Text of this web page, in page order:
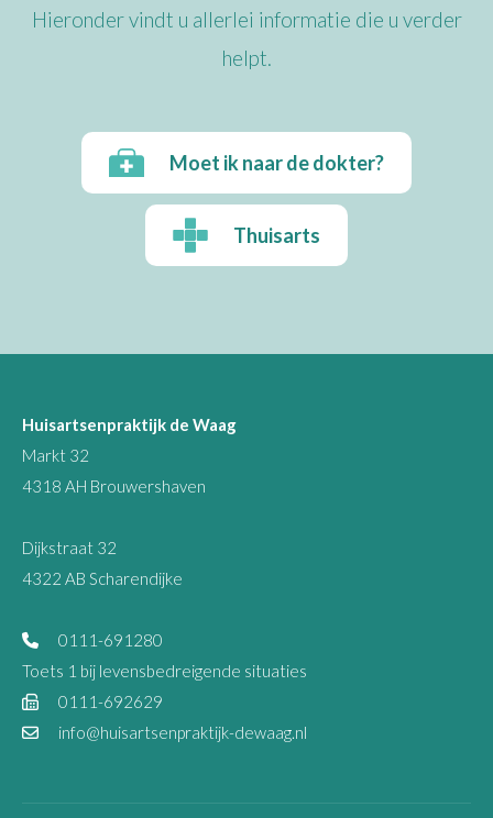
Hieronder vindt u allerlei informatie die u verder
helpt.
Moet ik naar de dokter?
Thuisarts
Huisartsenpraktijk de Waag
Markt 32
4318 AH Brouwershaven
Dijkstraat 32
4322 AB Scharendijke
0111-691280
Toets 1 bij levensbedreigende situaties
0111-692629
info@huisartsenpraktijk-dewaag.nl